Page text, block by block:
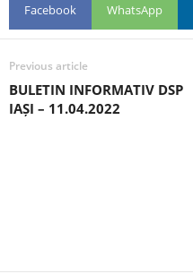
Facebook WhatsApp
Previous article
BULETIN INFORMATIV DSP
IAȘI – 11.04.2022